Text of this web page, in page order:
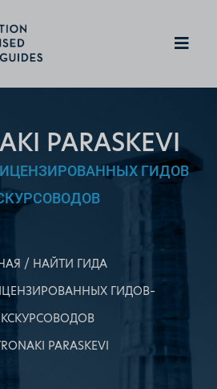
PARASKEVI
ГИДОВ
НАЙТИ ГИДА
ГИДОВ–
PARASKEVI